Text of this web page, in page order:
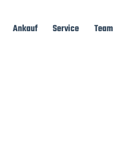
Ankauf Service Team